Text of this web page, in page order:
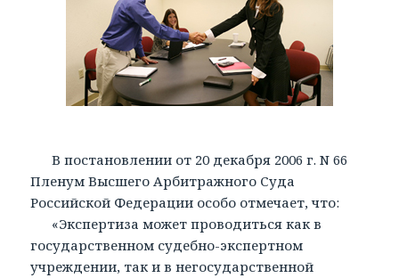
В постановлении от 20 декабря 2006 г. N 66
Пленум Высшего Арбитражного Суда
Российской Федерации особо отмечает, что:
«Экспертиза может проводиться как в
государственном судебно-экспертном
учреждении, так и в негосударственной